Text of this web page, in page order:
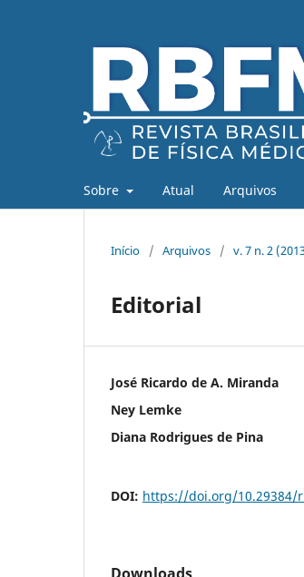
Sobre Atual Arquivos
Início / Arquivos / v. 7 n. 2
Editorial
José Ricardo de A. Miranda
Ney Lemke
Diana Rodrigues de Pina
DOI: https://doi.org/10.29384/